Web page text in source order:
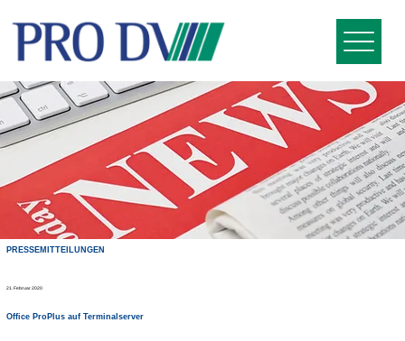
PRESSEMITTEILUNGEN
21. Februar 2020
Office ProPlus auf Terminalserver